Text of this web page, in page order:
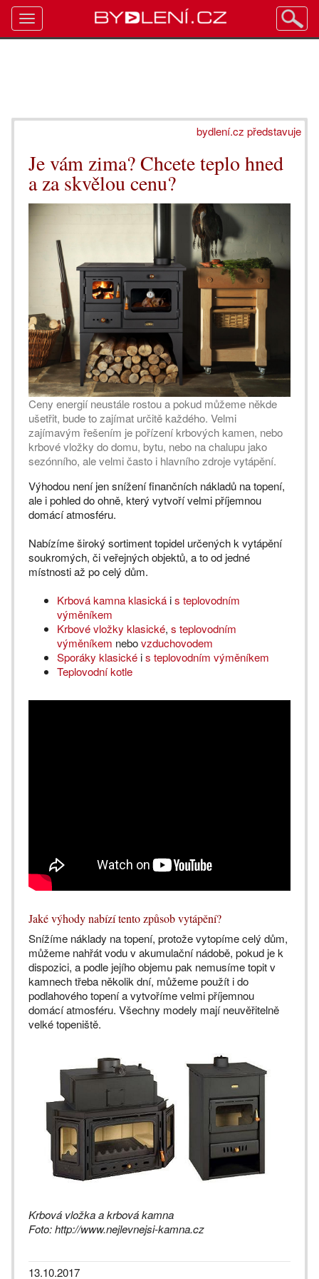
bydlení.cz představuje
Je vám zima? Chcete teplo hned
a za skvělou cenu?
Ceny energií neustále rostou a pokud můžeme někde
ušetřit, bude to zajímat určitě každého. Velmi
zajímavým řešením je pořízení krbových kamen, nebo
krbové vložky do domu, bytu, nebo na chalupu jako
sezónního, ale velmi často i hlavního zdroje vytápění.
Výhodou není jen snížení finančních nákladů na topení,
ale i pohled do ohně, který vytvoří velmi příjemnou
domácí atmosféru.
Nabízíme široký sortiment topidel určených k vytápění
soukromých, či veřejných objektů, a to od jedné
místnosti až po celý dům.
Krbová kamna klasická is teplovodním
výměníkem
Krbové vložky klasické, s teplovodním
výměníkem nebovzduchovodem
Sporáky klasické is teplovodním výměníkem
Teplovodní kotle
Jaké výhody nabízí tento způsob vytápění?
Snížíme náklady na topení, protože vytopíme celý dům,
můžeme nahřát vodu v akumulační nádobě, pokud je k
dispozici, a podle jejího objemu pak nemusíme topit v
kamnech třeba několik dní, můžeme použít i do
podlahového topení a vytvoříme velmi příjemnou
domácí atmosféru. Všechny modely mají neuvěřitelně
velké topeniště.
Krbová vložka a krbová kamna
Foto: http://www.nejlevnejsi-kamna.cz
13.10.2017
Toggle
navigation